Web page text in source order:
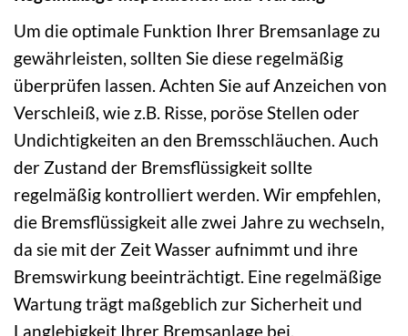
Um die optimale Funktion Ihrer Bremsanlage zu
gewährleisten, sollten Sie diese regelmäßig
überprüfen lassen. Achten Sie auf Anzeichen von
Verschleiß, wie z.B. Risse, poröse Stellen oder
Undichtigkeiten an den Bremsschläuchen. Auch
der Zustand der Bremsflüssigkeit sollte
regelmäßig kontrolliert werden. Wir empfehlen,
die Bremsflüssigkeit alle zwei Jahre zu wechseln,
da sie mit der Zeit Wasser aufnimmt und ihre
Bremswirkung beeinträchtigt. Eine regelmäßige
Wartung trägt maßgeblich zur Sicherheit und
Langlebigkeit Ihrer Bremsanlage bei.